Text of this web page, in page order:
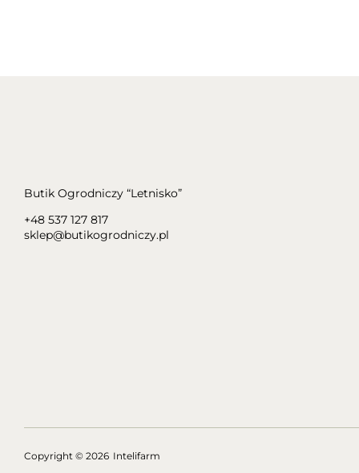
Butik Ogrodniczy “Letnisko”
+48 537 127 817
sklep@butikogrodniczy.pl
Copyright © 2026 Intelifarm